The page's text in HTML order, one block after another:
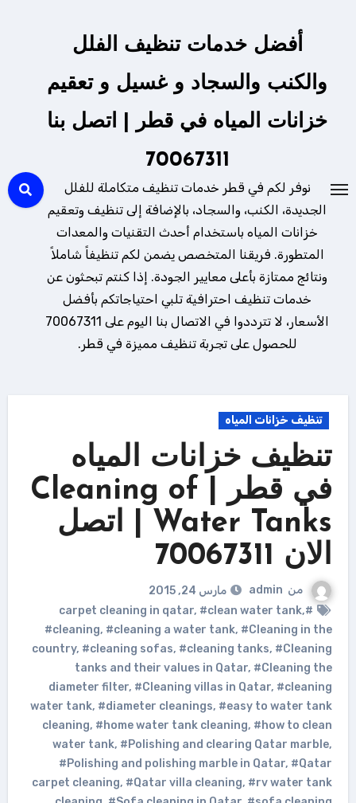
أفضل خدمات تنظيف الفلل
والكنب والسجاد و غسيل و تعقيم
خزانات المياه في قطر | اتصل بنا
70067311
نوفر لكم في قطر خدمات تنظيف متكاملة للفلل
الجديدة، الكنب، والسجاد، بالإضافة إلى تنظيف وتعقيم
خزانات المياه باستخدام أحدث التقنيات والمعدات
المتطورة. فريقنا المتخصص يضمن لكم تنظيفاً شاملاً
ونتائج ممتازة بأعلى معايير الجودة. إذا كنتم تبحثون عن
خدمات تنظيف احترافية تلبي احتياجاتكم بأفضل
الأسعار، لا تترددوا في الاتصال بنا اليوم على 70067311
للحصول على تجربة تنظيف مميزة في قطر.
تنظيف خزانات المياه
تنظيف خزانات المياه
في قطر | Cleaning of
Water Tanks | اتصل
الان 70067311
من admin
مارس 24, 2015
#carpet cleaning in qatar
, #clean water tank,
#cleaning, #cleaning a water tank, #Cleaning in the
country, #cleaning sofas, #cleaning tanks, #Cleaning
tanks and their values in Qatar, #Cleaning the
diameter filter, #Cleaning villas in Qatar, #cleaning
water tank, #diameter cleanings, #easy to water tank
cleaning, #home water tank cleaning, #how to clean
water tank, #Polishing and clearing Qatar marble,
#Polishing and polishing marble in Qatar, #Qatar
carpet cleaning, #Qatar villa cleaning, #rv water tank